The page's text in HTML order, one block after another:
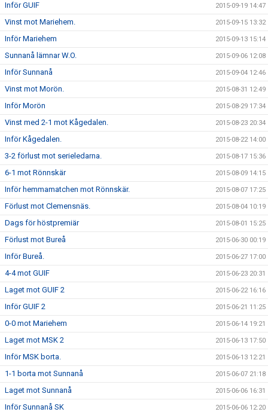
Inför GUIF 2015-09-19 14:47
Vinst mot Mariehem. 2015-09-15 13:32
Inför Mariehem 2015-09-13 15:14
Sunnanå lämnar W.O. 2015-09-06 12:08
Inför Sunnanå 2015-09-04 12:46
Vinst mot Morön. 2015-08-31 12:49
Inför Morön 2015-08-29 17:34
Vinst med 2-1 mot Kågedalen. 2015-08-23 20:34
Inför Kågedalen. 2015-08-22 14:00
3-2 förlust mot serieledarna. 2015-08-17 15:36
6-1 mot Rönnskär 2015-08-09 14:15
Inför hemmamatchen mot Rönnskär. 2015-08-07 17:25
Förlust mot Clemensnäs. 2015-08-04 10:19
Dags för höstpremiär 2015-08-01 15:25
Förlust mot Bureå 2015-06-30 00:19
Inför Bureå. 2015-06-27 17:00
4-4 mot GUIF 2015-06-23 20:31
Laget mot GUIF 2 2015-06-22 16:16
Inför GUIF 2 2015-06-21 11:25
0-0 mot Mariehem 2015-06-14 19:21
Laget mot MSK 2 2015-06-13 17:50
Inför MSK borta. 2015-06-13 12:21
1-1 borta mot Sunnanå 2015-06-07 21:18
Laget mot Sunnanå 2015-06-06 16:31
Inför Sunnanå SK 2015-06-06 12:20